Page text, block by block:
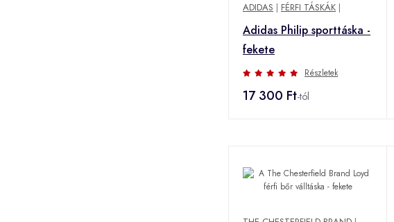
ADIDAS | FÉRFI TÁSKÁK |
Adidas Philip sporttáska -
fekete
Részletek
17 300 Ft-tól